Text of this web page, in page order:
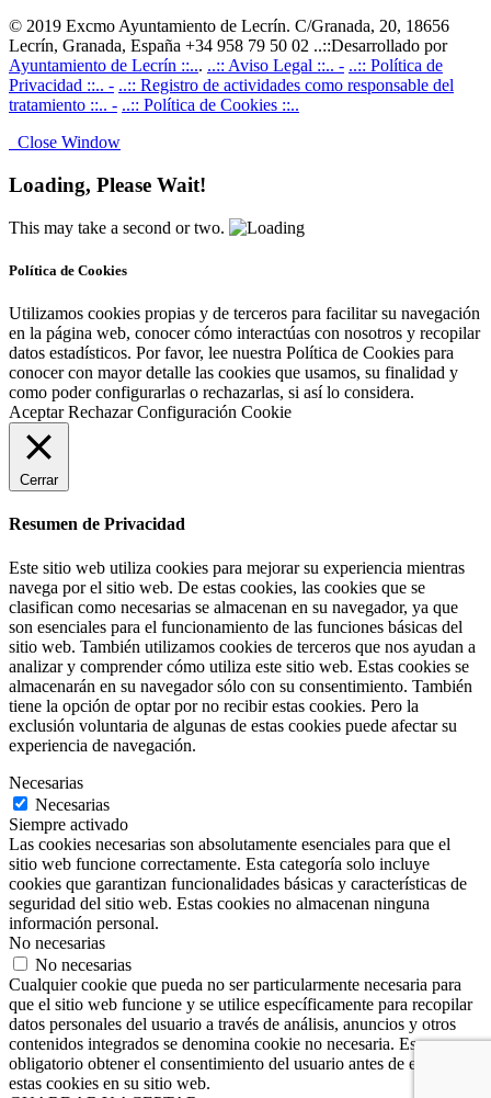
© 2019 Excmo Ayuntamiento de Lecrín. C/Granada, 20, 18656
Lecrín, Granada, España +34 958 79 50 02 ..::Desarrollado por
Ayuntamiento de Lecrín ::... ..:: Aviso Legal ::.. - ..:: Política de
Privacidad ::.. - ..:: Registro de actividades como responsable del
tratamiento ::.. - ..:: Política de Cookies ::..
Close Window
Loading, Please Wait!
This may take a second or two.
Política de Cookies
Utilizamos cookies propias y de terceros para facilitar su navegación
en la página web, conocer cómo interactúas con nosotros y recopilar
datos estadísticos. Por favor, lee nuestra Política de Cookies para
conocer con mayor detalle las cookies que usamos, su finalidad y
como poder configurarlas o rechazarlas, si así lo considera.
Aceptar Rechazar Configuración Cookie
Cerrar
Resumen de Privacidad
Este sitio web utiliza cookies para mejorar su experiencia mientras
navega por el sitio web. De estas cookies, las cookies que se
clasifican como necesarias se almacenan en su navegador, ya que
son esenciales para el funcionamiento de las funciones básicas del
sitio web. También utilizamos cookies de terceros que nos ayudan a
analizar y comprender cómo utiliza este sitio web. Estas cookies se
almacenarán en su navegador sólo con su consentimiento. También
tiene la opción de optar por no recibir estas cookies. Pero la
exclusión voluntaria de algunas de estas cookies puede afectar su
experiencia de navegación.
Necesarias
Necesarias
Siempre activado
Las cookies necesarias son absolutamente esenciales para que el
sitio web funcione correctamente. Esta categoría solo incluye
cookies que garantizan funcionalidades básicas y características de
seguridad del sitio web. Estas cookies no almacenan ninguna
información personal.
No necesarias
No necesarias
Cualquier cookie que pueda no ser particularmente necesaria para
que el sitio web funcione y se utilice específicamente para recopilar
datos personales del usuario a través de análisis, anuncios y otros
contenidos integrados se denomina cookie no necesaria. Es
obligatorio obtener el consentimiento del usuario antes de ejecutar
estas cookies en su sitio web.